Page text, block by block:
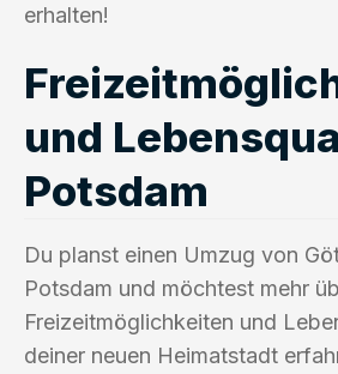
erhalten!
und
Potsdam
Du planst einen Umzug von
Potsdam und möchtest mehr
Freizeitmöglichkeiten und
deiner neuen Heimatstadt